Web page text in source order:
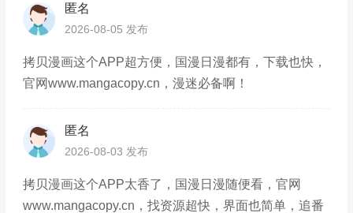
匿名
2026-08-05 发布
拷贝漫画这个APP超方便，国漫日漫都有，下载也快，
官网www.mangacopy.cn，漫迷必备啊！
匿名
2026-08-03 发布
拷贝漫画这个APP太香了，国漫日漫随便看，官网
www.mangacopy.cn，找资源超快，界面也简单，追番